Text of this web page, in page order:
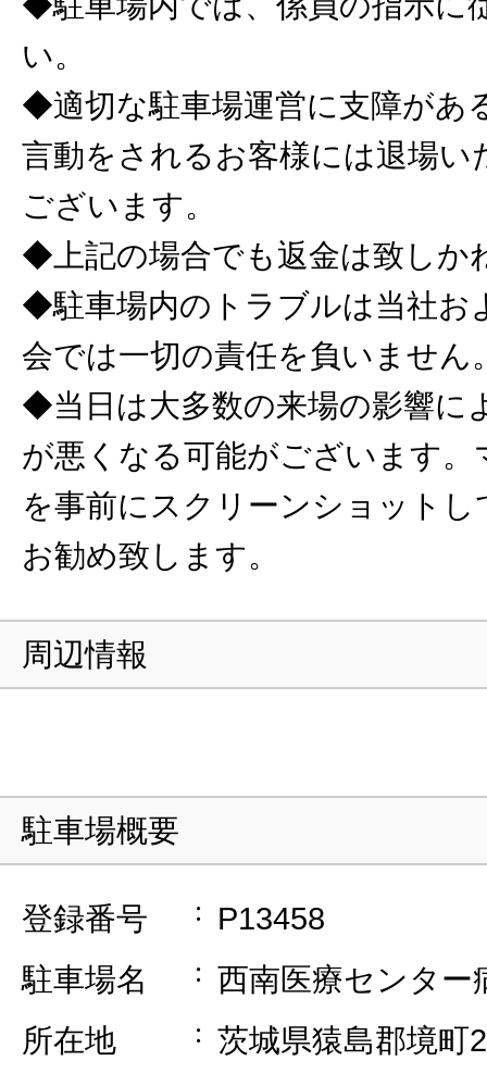
い。
◆適切な駐車場運営に支障があ
言動をされるお客様には退場い
ございます。
◆上記の場合でも返金は致しか
◆駐車場内のトラブルは当社お
会では一切の責任を負いません
◆当日は大多数の来場の影響に
が悪くなる可能がございます。
を事前にスクリーンショット
お勧め致します。
周辺情報
駐車場概要
登録番号
P13458
駐車場名
西南医療センター
所在地
茨城県猿島郡境町